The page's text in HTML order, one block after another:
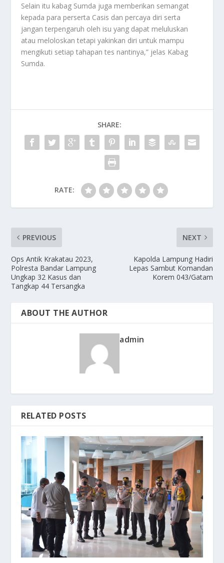
Selain itu kabag Sumda juga memberikan semangat
kepada para perserta Casis dan percaya diri serta
jangan terpengaruh oleh isu yang dapat meluluskan
atau meloloskan tetapi yakinkan diri untuk mampu
mengikuti setiap tahapan tes nantinya,” jelas Kabag
Sumda.
SHARE:
RATE:
PREVIOUS
Ops Antik Krakatau 2023,
Polresta Bandar Lampung
Ungkap 32 Kasus dan
Tangkap 44 Tersangka
NEXT
Kapolda Lampung Hadiri
Lepas Sambut Komandan
Korem 043/Gatam
ABOUT THE AUTHOR
admin
RELATED POSTS